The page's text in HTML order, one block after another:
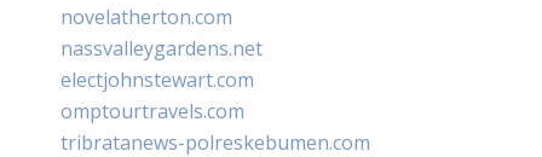
novelatherton.com
nassvalleygardens.net
electjohnstewart.com
omptourtravels.com
tribratanews-polreskebumen.com